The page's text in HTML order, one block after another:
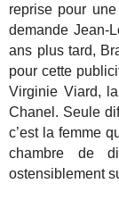
reprise pour
demande Jean-
ans plus tard,
pour cette
Virginie Viard,
Chanel. Seule
c’est la femme
chambre de
ostensiblement